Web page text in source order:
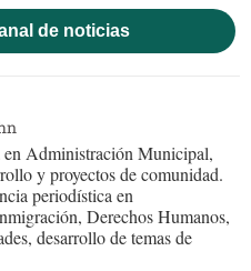
de noticias
en Administración Municipal,
y proyectos de comunidad.
periodística en
Derechos Humanos,
desarrollo de temas de